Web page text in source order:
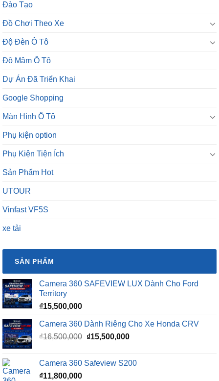
Đào Tạo
Đồ Chơi Theo Xe
Độ Đèn Ô Tô
Độ Mâm Ô Tô
Dự Án Đã Triển Khai
Google Shopping
Màn Hình Ô Tô
Phụ kiện option
Phụ Kiện Tiện Ích
Sản Phẩm Hot
UTOUR
Vinfast VF5S
xe tải
SẢN PHẨM
Camera 360 SAFEVIEW LUX Dành Cho Ford
Territory
₫15,500,000
Camera 360 Dành Riêng Cho Xe Honda CRV
₫16,500,000 Giá
₫16,500,000.
₫15,500,000Giá
là:
Camera 360 Safeview S200
₫11,800,000